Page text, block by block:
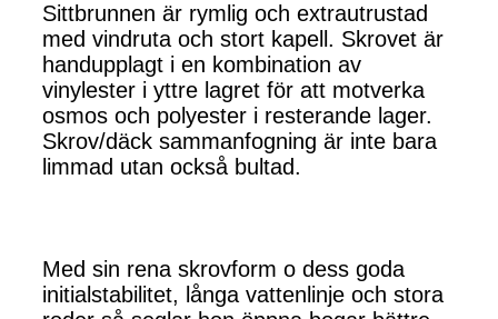
Sittbrunnen är rymlig och extrautrustad
med vindruta och stort kapell. Skrovet är
handupplagt i en kombination av
vinylester i yttre lagret för att motverka
osmos och polyester i resterande lager.
Skrov/däck sammanfogning är inte bara
limmad utan också bultad.
Med sin rena skrovform o dess goda
initialstabilitet, långa vattenlinje och stora